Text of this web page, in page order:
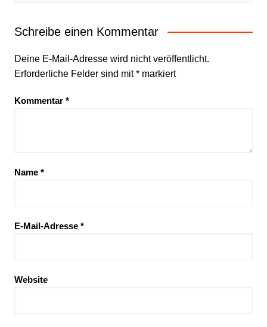
Schreibe einen Kommentar
Deine E-Mail-Adresse wird nicht veröffentlicht.
Erforderliche Felder sind mit*markiert
Kommentar *
Name *
E-Mail-Adresse *
Website